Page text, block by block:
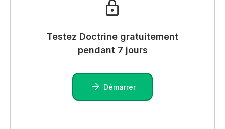
Testez Doctrine gratuitement
pendant 7 jours
Démarrer